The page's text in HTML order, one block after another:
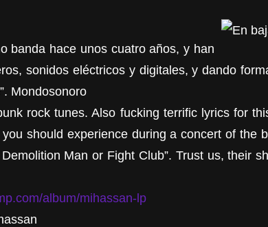
banda hace unos cuatro años, y han
sonidos eléctricos y digitales, y dando
Mondosonoro
rock tunes. Also fucking terrific lyrics for
should experience during a concert of the
Man or Fight Club”. Trust us, their
album/mihassan-lp